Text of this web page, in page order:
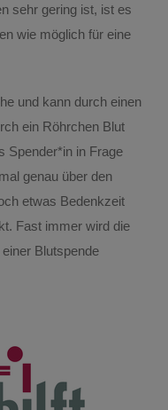
sehr gering ist, ist es
wie möglich für eine
und kann durch einen
ein Röhrchen Blut
Spender*in in Frage
genau über den
etwas Bedenkzeit
Fast immer wird die
Blutspende